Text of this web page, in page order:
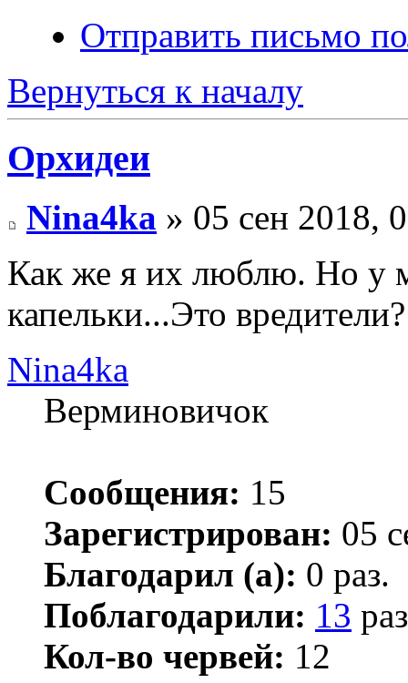
Отправить письмо
Вернуться к началу
Орхидеи
Nina4ka » 05 сен 2018,
Как же я их люблю. Но у
капельки...Это
Nina4ka
Верминовичок
Сообщения: 15
Зарегистрирован: 05
Благодарил (а): 0 раз.
Поблагодарили: 13
Кол-во червей: 12